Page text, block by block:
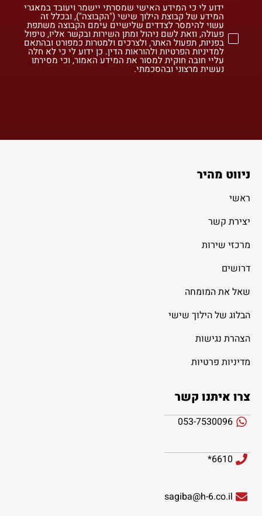
ידוע לי כי המידע האישי שמסרתי יישמר ויעובד במאגרי
המידע של קבוצת הילוך שישי ("הקבוצה"), ובכלל זה
עשוי להימסר לצדדים שלישיים עימם הקבוצה משתפת
פעולה, וזאת לשם ניהול ומתן השירות ובקשר אליו, טיפול
בפניות, תפעול האתר, ולצרכים ולמטרות כמפורט ובהתאם
למדיניות הפרטיות ולהוראות הדין. כן ידוע לי כי לא חלה
עליי חובה חוקית למסור את המידע האמור, וכי מסירתו
נעשית מרצוני ובהסכמתי.
ניווט מהיר
ראשי
יצירת קשר
מרכזי שירות
דרושים
שאל את המומחה
הבלוג של הילוך שישי
הצהרת נגישות
מדיניות פרטיות
צרו איתנו קשר
053-7530096
6610*
sagiba@h-6.co.il